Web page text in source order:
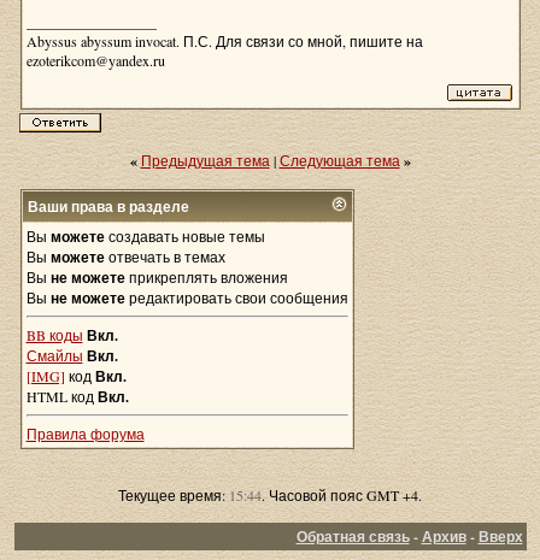
Abyssus abyssum invocat. П.С. Для связи со мной, пишите на
ezoterikcom@yandex.ru
«Предыдущая тема|Следующая тема»
Ваши права в разделе
Вы можетесоздавать новые темы
Вы можетеотвечать в темах
Вы не можетеприкреплять вложения
Вы не можетередактировать свои сообщения
BB коды Вкл.
Смайлы Вкл.
[IMG] код Вкл.
HTML код Вкл.
Правила форума
Текущее время:15:44. Часовой пояс GMT +4.
Обратная связь-Архив-Вверх